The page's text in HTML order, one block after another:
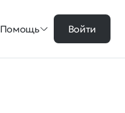
Помощь Войти